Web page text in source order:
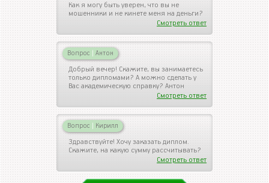
Как я могу быть уверен, что вы не
мошенники и не кинете меня на деньги?
Смотреть ответ
Вопрос | Антон
Добрый вечер! Скажите, вы занимаетесь
только дипломами? А можно сделать у
Вас академическую справку? Антон
Смотреть ответ
Вопрос | Кирилл
Здравствуйте! Хочу заказать диплом.
Скажите, на какую сумму рассчитывать?
Смотреть ответ